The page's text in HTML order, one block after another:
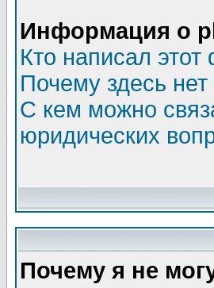
Информация о
Кто написал
Почему здесь
С кем можно
юридических
Почему я не